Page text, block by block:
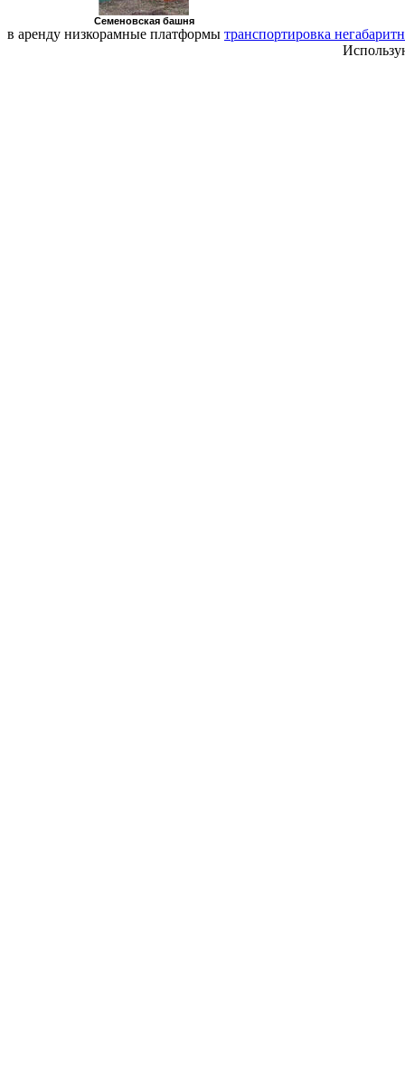
Семеновская башня
в аренду низкорамные платформы транспортировка